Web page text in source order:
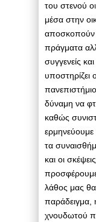
του στενού
μέσα στην
αποσκοπούν
πράγματα
συγγενείς
δύναμη να
καθώς
ερμηνεύουμε
τα
και οι
λάθος μας θα
παράδειγμα,
χνουδωτού